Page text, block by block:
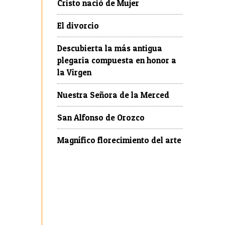
Cristo nació de Mujer
El divorcio
Descubierta la más antigua
plegaria compuesta en honor a
la Virgen
Nuestra Señora de la Merced
San Alfonso de Orozco
Magnífico florecimiento del arte